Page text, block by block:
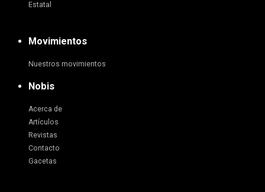
Estatal
Movimientos
Nuestros movimientos
Nobis
Acerca de
Artículos
Revistas
Contacto
Gacetas